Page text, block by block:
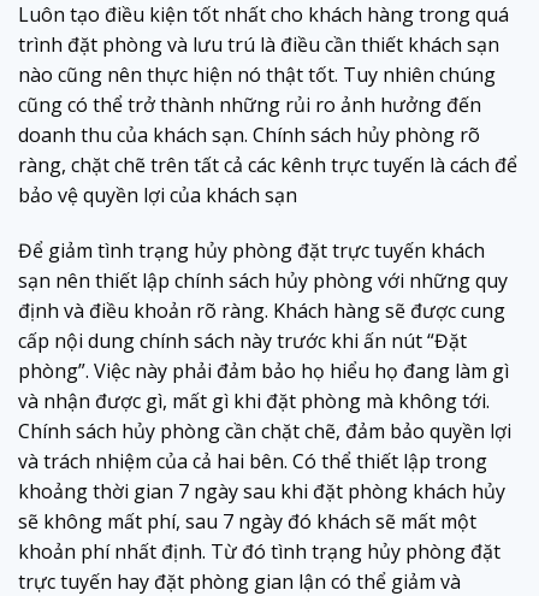
Luôn tạo điều kiện tốt nhất cho khách hàng trong quá
trình đặt phòng và lưu trú là điều cần thiết khách sạn
nào cũng nên thực hiện nó thật tốt. Tuy nhiên chúng
cũng có thể trở thành những rủi ro ảnh hưởng đến
doanh thu của khách sạn. Chính sách hủy phòng rõ
ràng, chặt chẽ trên tất cả các kênh trực tuyến là cách để
bảo vệ quyền lợi của khách sạn
Để giảm tình trạng hủy phòng đặt trực tuyến khách
sạn nên thiết lập chính sách hủy phòng với những quy
định và điều khoản rõ ràng. Khách hàng sẽ được cung
cấp nội dung chính sách này trước khi ấn nút “Đặt
phòng”. Việc này phải đảm bảo họ hiểu họ đang làm gì
và nhận được gì, mất gì khi đặt phòng mà không tới.
Chính sách hủy phòng cần chặt chẽ, đảm bảo quyền lợi
và trách nhiệm của cả hai bên. Có thể thiết lập trong
khoảng thời gian 7 ngày sau khi đặt phòng khách hủy
sẽ không mất phí, sau 7 ngày đó khách sẽ mất một
khoản phí nhất định. Từ đó tình trạng hủy phòng đặt
trực tuyến hay đặt phòng gian lận có thể giảm và